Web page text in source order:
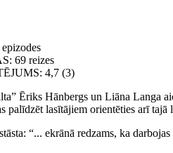
: 69 reizes
: 4,7 (3)
Ēriks Hānbergs un Liāna Langa
palīdzēt lasītājiem orientēties arī
“... ekrānā redzams, ka